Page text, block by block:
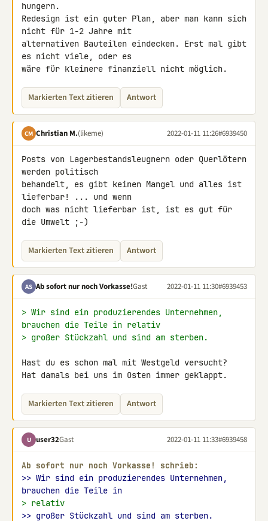
hungern.
Redesign ist ein guter Plan, aber man kann sich
nicht für 1-2 Jahre mit
alternativen Bauteilen eindecken. Erst mal gibt
es nicht viele, oder es
wäre für kleinere finanziell nicht möglich.
Markierten Text zitieren Antwort
CM Christian M.(likeme) 2022-01-11 11:26#6939450
Posts von Lagerbestandsleugnern oder Querlötern
werden politisch
behandelt, es gibt keinen Mangel und alles ist
lieferbar! ... und wenn
doch was nicht lieferbar ist, ist es gut für
die Umwelt ;-)
Markierten Text zitieren Antwort
AS Ab sofort nur noch Vorkasse!Gast 2022-01-11 11:30#6939453
> Wir sind ein produzierendes Unternehmen,
brauchen die Teile in relativ
> großer Stückzahl und sind am sterben.
Hast du es schon mal mit Westgeld versucht?
Hat damals bei uns im Osten immer geklappt.
Markierten Text zitieren Antwort
U user32Gast 2022-01-11 11:33#6939458
Ab sofort nur noch Vorkasse! schrieb:
>> Wir sind ein produzierendes Unternehmen,
brauchen die Teile in
> relativ
>> großer Stückzahl und sind am sterben.